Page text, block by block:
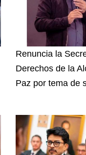
Renuncia la
Derechos de la
Paz por tema de